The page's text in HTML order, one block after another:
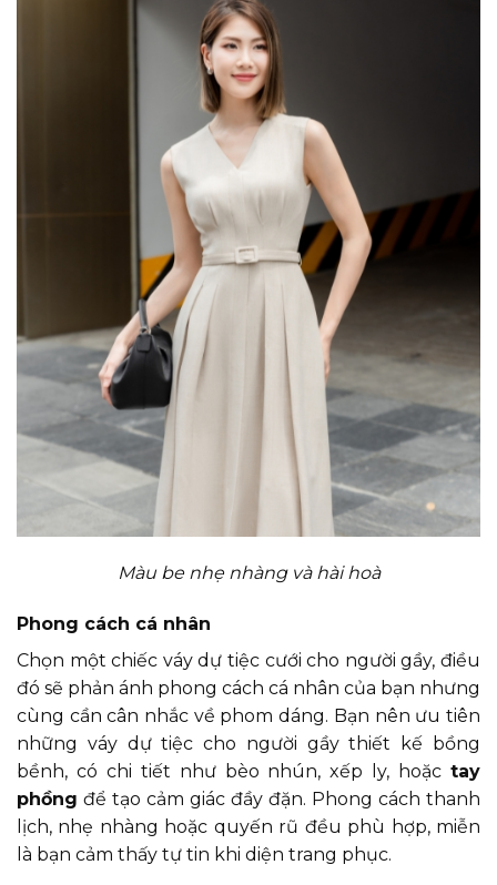
Màu be nhẹ nhàng và hài hoà
Phong cách cá nhân
Chọn một chiếc váy dự tiệc cưới cho người gầy, điều
đó sẽ phản ánh phong cách cá nhân của bạn nhưng
cùng cần cân nhắc về phom dáng. Bạn nên ưu tiên
những váy dự tiệc cho người gầy thiết kế bồng
bềnh, có chi tiết như bèo nhún, xếp ly, hoặc tay
phồng để tạo cảm giác đầy đặn. Phong cách thanh
lịch, nhẹ nhàng hoặc quyến rũ đều phù hợp, miễn
là bạn cảm thấy tự tin khi diện trang phục.